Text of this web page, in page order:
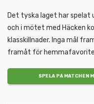
Det tyska laget har spelat
och i mötet med Häcken
klasskillnader. Inga mål
framåt för
SPELA PÅ MATCHEN